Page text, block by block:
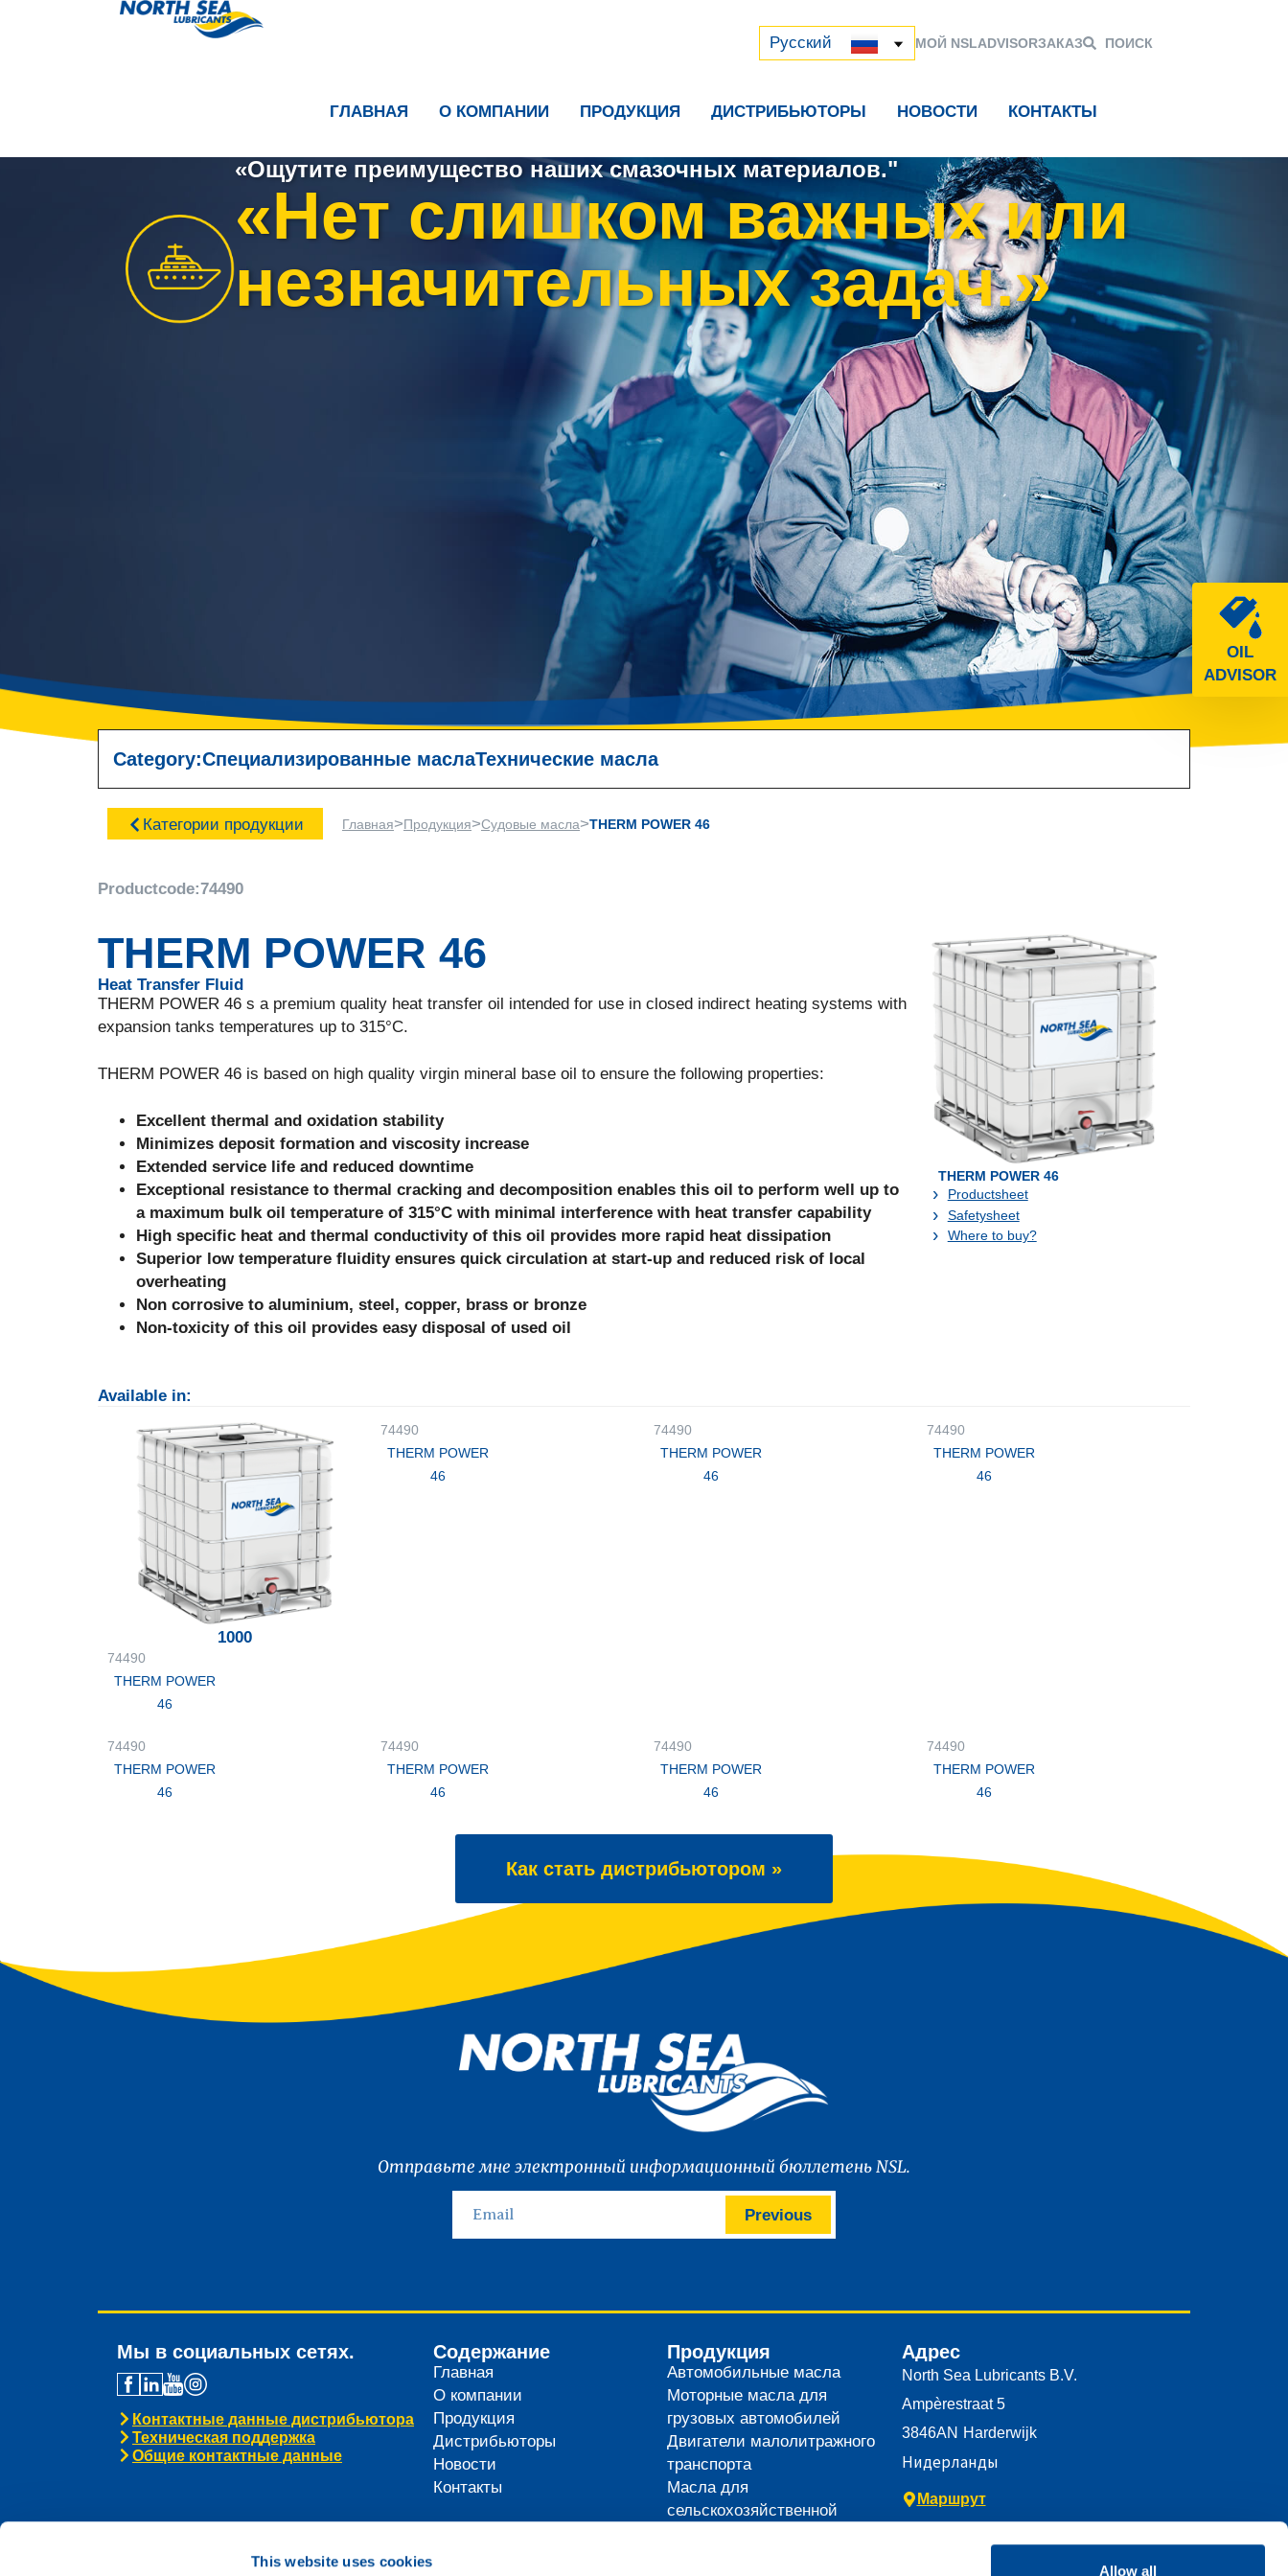
This website uses cookies
Allow all
Русский
中文 (中国) МОЙ NSLADVISORЗАКАЗ ПОИСК
ГЛАВНАЯ О КОМПАНИИ ПРОДУКЦИЯ ДИСТРИБЬЮТОРЫ НОВОСТИ КОНТАКТЫ
OIL
ADVISOR
«Ощутите преимущество наших смазочных материалов."
«Нет слишком важных или
незначительных задач.»
Category:Специализированные маслаТехнические масла
Категории продукции Главная>Продукция>Судовые масла>THERM POWER 46
Productcode:74490
THERM POWER 46
Heat Transfer Fluid
THERM POWER 46 s a premium quality heat transfer oil intended for use in closed indirect heating systems with
expansion tanks temperatures up to 315°C.
THERM POWER 46 is based on high quality virgin mineral base oil to ensure the following properties:
Excellent thermal and oxidation stability
Minimizes deposit formation and viscosity increase
Extended service life and reduced downtime
Exceptional resistance to thermal cracking and decomposition enables this oil to perform well up to
a maximum bulk oil temperature of 315°C with minimal interference with heat transfer capability
High specific heat and thermal conductivity of this oil provides more rapid heat dissipation
Superior low temperature fluidity ensures quick circulation at start-up and reduced risk of local
overheating
Non corrosive to aluminium, steel, copper, brass or bronze
Non-toxicity of this oil provides easy disposal of used oil
THERM POWER 46
Productsheet
Safetysheet
Where to buy?
Available in:
1000
74490
THERM POWER
46
74490
THERM POWER
46
74490
THERM POWER
46
74490
THERM POWER
46
74490
THERM POWER
46
74490
THERM POWER
46
74490
THERM POWER
46
74490
THERM POWER
46
Как стать дистрибьютором »
Отправьте мне электронный информационный бюллетень NSL.
Previous
Мы в социальных сетях.
Контактные данные дистрибьютора
Техническая поддержка
Общие контактные данные
Содержание
Главная
О компании
Продукция
Дистрибьюторы
Новости
Контакты
Продукция
Автомобильные масла
Моторные масла для
грузовых автомобилей
Двигатели малолитражного
транспорта
Масла для
сельскохозяйственной
Адрес
North Sea Lubricants B.V.
Ampèrestraat 5
3846AN Harderwijk
Нидерланды
Маршрут